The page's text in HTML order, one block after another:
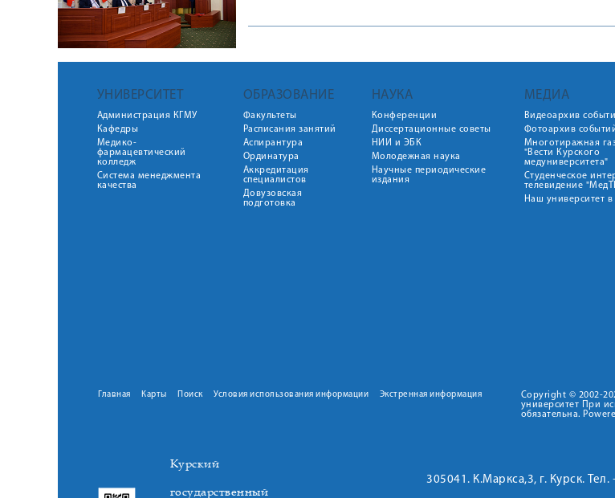
УНИВЕРСИТЕТ
Администрация КГМУ
Кафедры
Медико-
фармацевтический
колледж
Система менеджмента
качества
ОБРАЗОВАНИЕ
Факультеты
Расписания занятий
Аспирантура
Ординатура
Аккредитация
специалистов
Довузовская
подготовка
НАУКА
Конференции
Диссертационные советы
НИИ и ЭБК
Молодежная наука
Научные периодические
издания
МЕДИА
Видеоархив
Фотоархив
Многотиражная
"Вести Курского
медуниверситета"
Студенческое
телевидение
Наш университет
Главная Карты Поиск Условия использования информации Экстренная информация
Copyright © 2002-
университет При
обязательна.
Курский
государственный
305041. К.Маркса,3, г. Курск.